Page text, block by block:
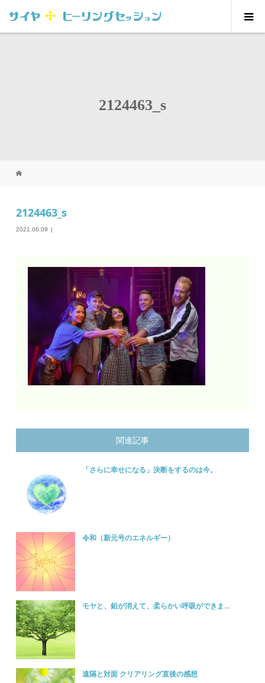
2124463_s
2124463_s
2021.06.09
関連記事
「さらに幸せになる」決断をするのは今。
令和（新元号のエネルギー）
モヤと、鉛が消えて、柔らかい呼吸ができま...
遠隔と対面 クリアリング直後の感想